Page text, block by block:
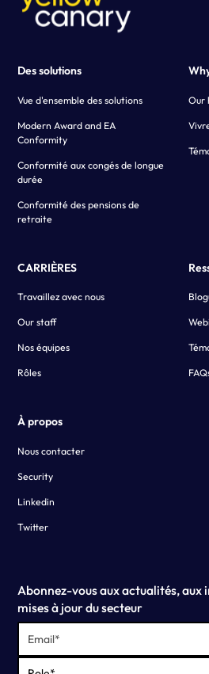
Des solutions
Vue d'ensemble des solutions
Modern Award and EA
Conformity
Conformité aux congés de longue
durée
Conformité des pensions de
retraite
Our
CARRIÈRES
Travaillez avec nous
Our staff
Nos équipes
Rôles
À propos
Nous contacter
Security
Linkedin
Twitter
Abonnez-vous aux actualités,
mises à jour du secteur